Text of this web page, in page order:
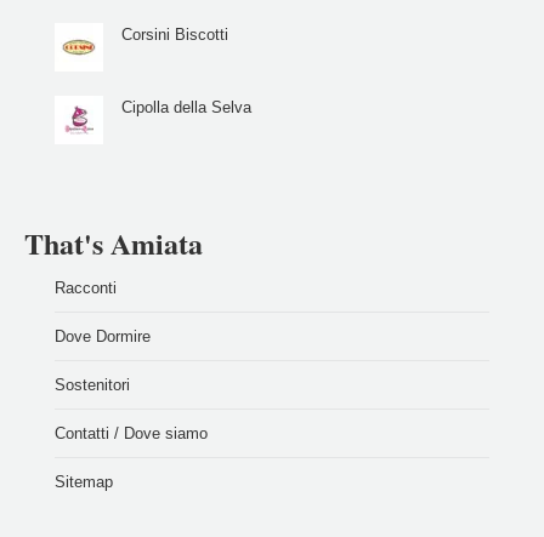
Corsini Biscotti
Cipolla della Selva
That's Amiata
Racconti
Dove Dormire
Sostenitori
Contatti / Dove siamo
Sitemap